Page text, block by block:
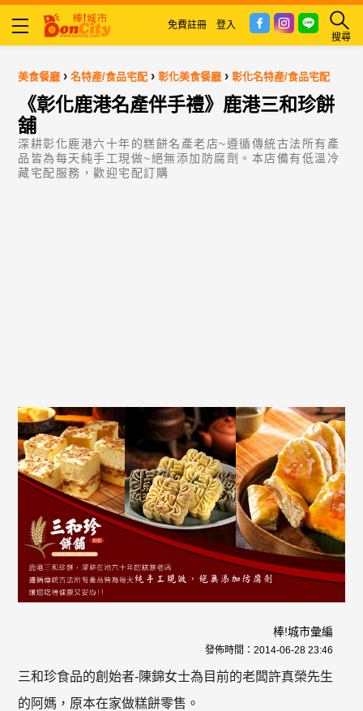
搜尋
免費註冊 登入
美食餐廳 ›名特產/食品宅配 ›彰化美食餐廳 ›彰化名特產/食品宅配
《彰化鹿港名產伴手禮》鹿港三和珍餅
舖
深耕彰化鹿港六十年的糕餅名產老店~遵循傳統古法所有產
品皆為每天純手工現做~絕無添加防腐劑。本店備有低溫冷
藏宅配服務，歡迎宅配訂購
棒!城市彙編
發佈時間： 2014-06-28 23:46
三和珍食品的創始者-陳錦女士為目前的老闆許真榮先生
的阿媽，原本在家做糕餅零售。